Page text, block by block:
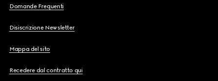
Domande Frequenti
Disiscrizione Newsletter
Mappa del sito
Recedere dal contratto qui